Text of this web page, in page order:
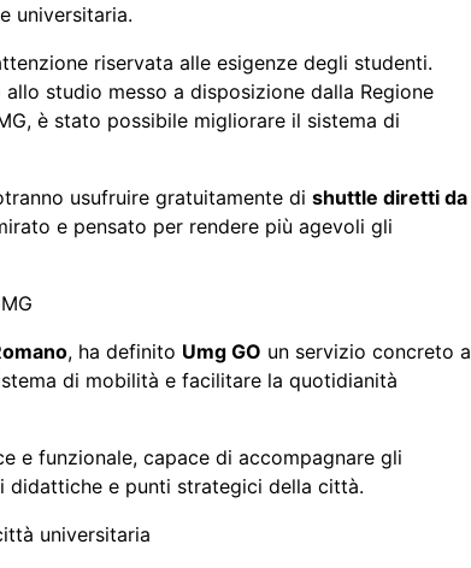
universitaria.
riservata alle esigenze degli studenti.
studio messo a disposizione dalla Regione
è stato possibile migliorare il sistema di
usufruire gratuitamente di shuttle diretti da
e pensato per rendere più agevoli gli
, ha definito Umg GO un servizio concreto a
di mobilità e facilitare la quotidianità
e funzionale, capace di accompagnare gli
didattiche e punti strategici della città.
universitaria